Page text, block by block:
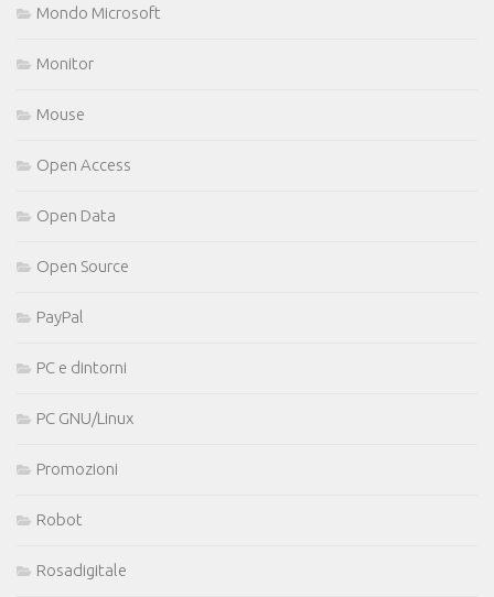
Mondo Microsoft
Monitor
Mouse
Open Access
Open Data
Open Source
PayPal
PC e dintorni
PC GNU/Linux
Promozioni
Robot
Rosadigitale